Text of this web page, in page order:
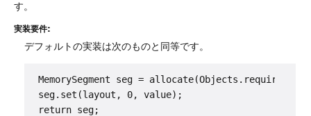
す。
実装要件:
デフォルトの実装は次のものと同等です。
MemorySegment seg =
seg.set(layout, 0, value);